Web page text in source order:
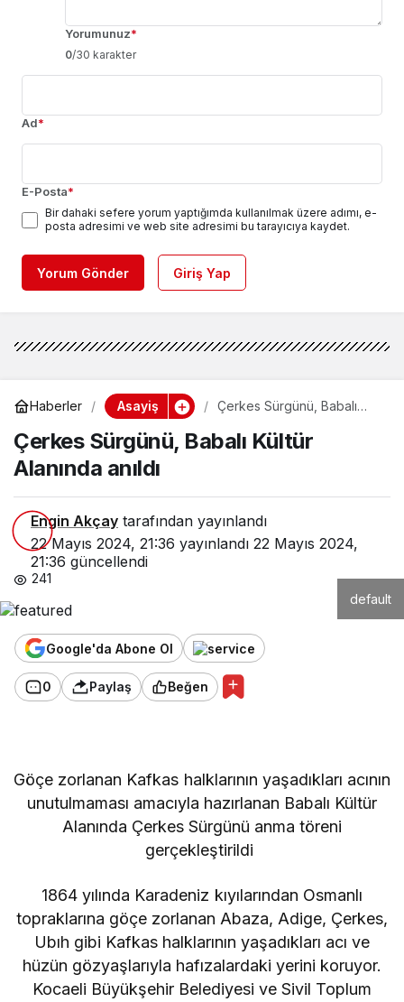
Yorumunuz*
0/30 karakter
Ad*
E-Posta*
Bir dahaki sefere yorum yaptığımda kullanılmak üzere adımı, e-
posta adresimi ve web site adresimi bu tarayıcıya kaydet.
Yorum Gönder Giriş Yap
Haberler Asayiş
Çerkes Sürgünü, Babalı
Çerkes Sürgünü, Babalı Kültür
Alanında anıldı
Engin Akçay tarafından yayınlandı
22 Mayıs 2024, 21:36 yayınlandı 22 Mayıs 2024,
21:36 güncellendi
241
default
Google'da Abone Ol
0 Paylaş Beğen
Göçe zorlanan Kafkas halklarının yaşadıkları acının
unutulmaması amacıyla hazırlanan Babalı Kültür
Alanında Çerkes Sürgünü anma töreni
gerçekleştirildi
1864 yılında Karadeniz kıyılarından Osmanlı
topraklarına göçe zorlanan Abaza, Adige, Çerkes,
Ubıh gibi Kafkas halklarının yaşadıkları acı ve
hüzün gözyaşlarıyla hafızalardaki yerini koruyor.
Kocaeli Büyükşehir Belediyesi ve Sivil Toplum